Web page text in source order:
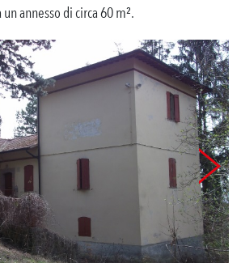
annesso di circa 60 m².